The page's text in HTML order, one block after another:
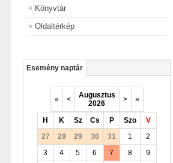
Könyvtár
Oldaltérkép
Esemény naptár
« <
Augusztus
2026
> »
H K Sz Cs P Szo
V
27
28 29 30 31 1
2
3
4 5 6 7 8
9